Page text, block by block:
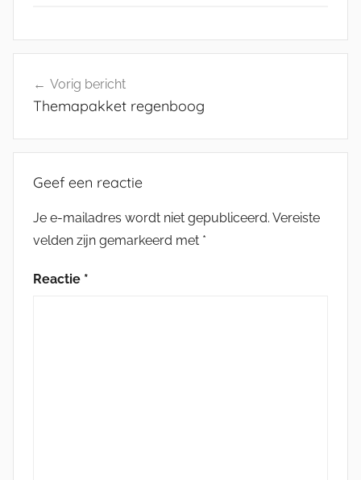
navigatie
Vorig bericht
Themapakket regenboog
Geef een reactie
Je e-mailadres wordt niet gepubliceerd. Vereiste
velden zijn gemarkeerd met *
Reactie *